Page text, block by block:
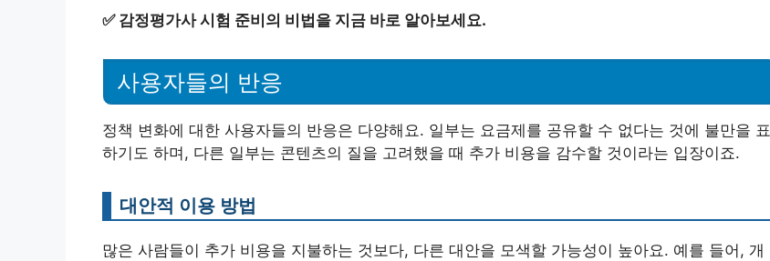
✅ 감정평가사 시험 준비의 비법을 지금 바로 알아보세요.
사용자들의 반응
정책 변화에 대한 사용자들의 반응은 다양해요. 일부는 요금제를 공유할 수 없다는 것에 불만을 표
하기도 하며, 다른 일부는 콘텐츠의 질을 고려했을 때 추가 비용을 감수할 것이라는 입장이죠.
대안적 이용 방법
많은 사람들이 추가 비용을 지불하는 것보다, 다른 대안을 모색할 가능성이 높아요. 예를 들어, 개